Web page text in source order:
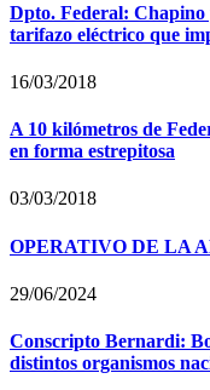
Dpto. Federal:
tarifazo eléctrico que
16/03/2018
A 10 kilómetros de
en forma estrepitosa
03/03/2018
OPERATIVO DE LA
29/06/2024
Conscripto Bernardi:
distintos organismos